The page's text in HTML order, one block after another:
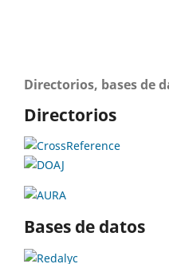
Directorios, bases de
Directorios
Bases de datos